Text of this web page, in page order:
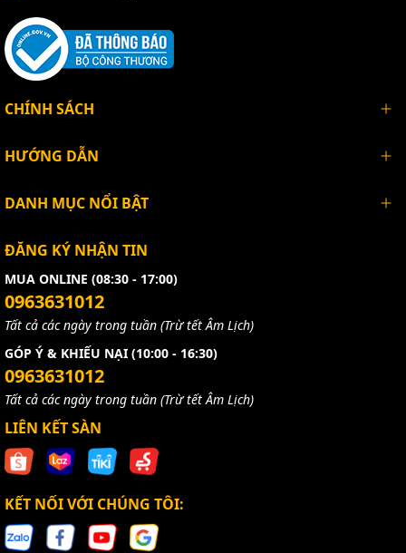
CHÍNH SÁCH
HƯỚNG DẪN
DANH MỤC NỔI BẬT
ĐĂNG KÝ NHẬN TIN
MUA ONLINE (08:30 - 17:00)
0963631012
Tất cả các ngày trong tuần (Trừ tết Âm Lịch)
GÓP Ý & KHIẾU NẠI (10:00 - 16:30)
0963631012
Tất cả các ngày trong tuần (Trừ tết Âm Lịch)
LIÊN KẾT SÀN
KẾT NỐI VỚI CHÚNG TÔI: